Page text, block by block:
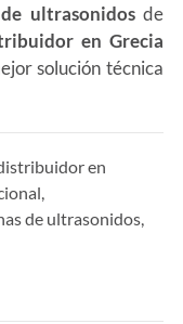
ultrasonidosde
en Grecia
solución técnica
en
de ultrasonidos,